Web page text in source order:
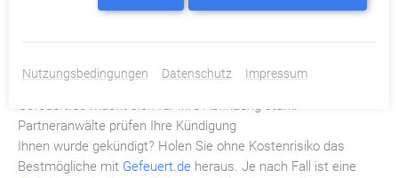
MichalPage
Gefeuert.de macht sich für Ihre Abfindung stark!
Partneranwälte prüfen Ihre Kündigung
Ihnen wurde gekündigt? Holen Sie ohne Kostenrisiko das
Bestmögliche mit Gefeuert.de heraus. Je nach Fall ist eine
Nutzungsbedingungen Datenschutz Impressum